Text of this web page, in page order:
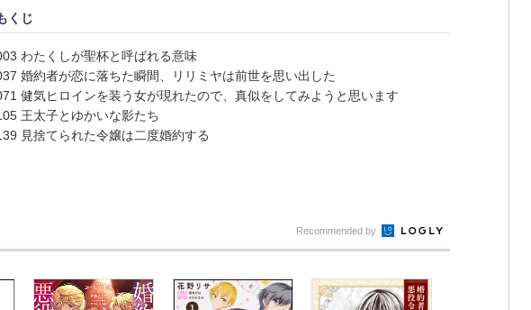
くじ
わたくしが聖杯と呼ばれる意味
婚約者が恋に落ちた瞬間、リリミヤは前世を思い出した
健気ヒロインを装う女が現れたので、真似をしてみようと思います
王太子とゆかいな影たち
見捨てられた令嬢は二度婚約する
Recommended by